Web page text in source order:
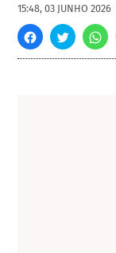
15:48, 03 JUNHO 2026